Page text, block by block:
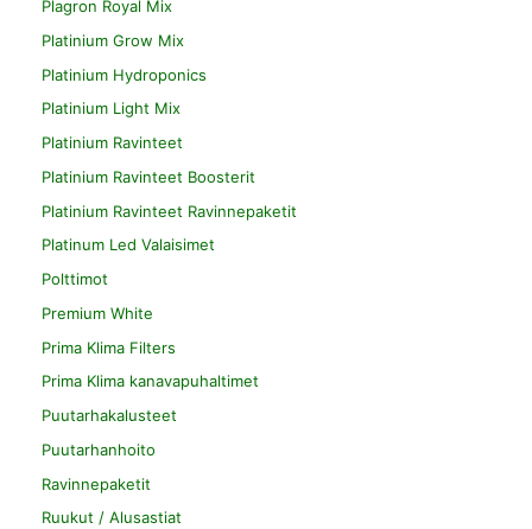
Plagron Royal Mix
Platinium Grow Mix
Platinium Hydroponics
Platinium Light Mix
Platinium Ravinteet
Platinium Ravinteet Boosterit
Platinium Ravinteet Ravinnepaketit
Platinum Led Valaisimet
Polttimot
Premium White
Prima Klima Filters
Prima Klima kanavapuhaltimet
Puutarhakalusteet
Puutarhanhoito
Ravinnepaketit
Ruukut / Alusastiat